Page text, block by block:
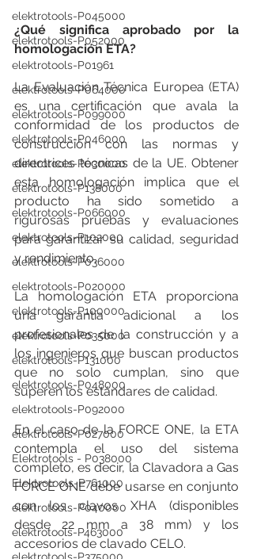
elektrotools-P045000
elektrotools-P052000
elektrotools-P01961
elektrotools-P064000
elektrotools-P099000
elektrotools-P046000
elektrotools-P030000
elektrotools-P138000
elektrotools-P066000
elektrotools-P102000
elektrotools-P036000
elektrotools-P020000
elektrotools-P100000
elektrotools-P035000
elektrotools-P131000
elektrotools-P048000
elektrotools-P092000
elektrotools-P027000
Elektrotools - P038000
Elektrotools-P761000
elektrotools-P040000
elektrotools-P463000
¿Qué significa aprobado por la
homologación ETA?
La Evaluación Técnica Europea (ETA)
es una certificación que avala la
conformidad de los productos de
construcción con las normas y
directrices técnicas de la UE. Obtener
esta homologación implica que el
producto ha sido sometido a
rigurosas pruebas y evaluaciones
para garantizar su calidad, seguridad
y rendimiento.
La homologación ETA proporciona
una garantía adicional a los
profesionales de la construcción y a
los ingenieros que buscan productos
que no solo cumplan, sino que
superen los estándares de calidad.
En el caso de la FORCE ONE, la ETA
contempla el uso del sistema
completo, es decir, la Clavadora a Gas
FORCE ONE debe usarse en conjunto
con los clavos XHA (disponibles
desde 22 mm a 38 mm) y los
accesorios de clavado CELO.